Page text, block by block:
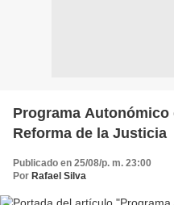
Programa Autonómico
Reforma de la Justicia
Publicado en 25/08/p. m. 23:00
Por Rafael Silva